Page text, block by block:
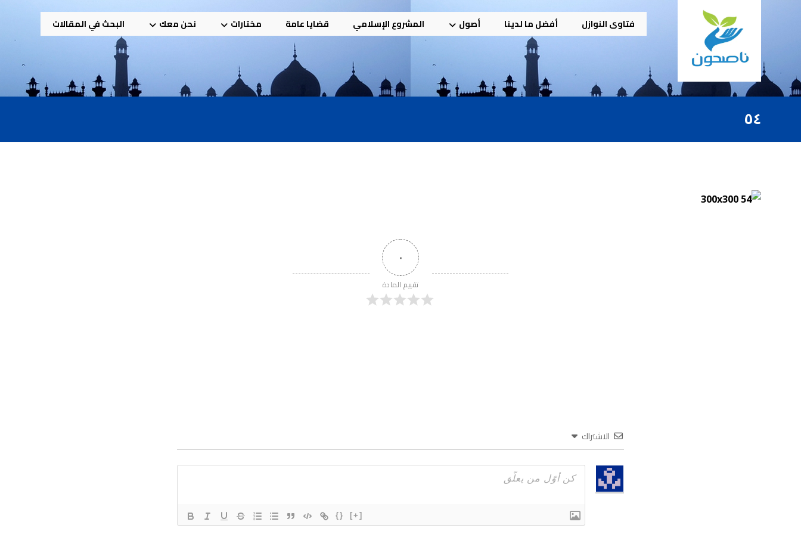
فتاوى النوازل أفضل ما لدينا أصول المشروع الإسلامي قضايا عامة مختارات نحن معك البحث في المقالات
٥٤
٠
تقييم المادة
الاشتراك
{} [+]